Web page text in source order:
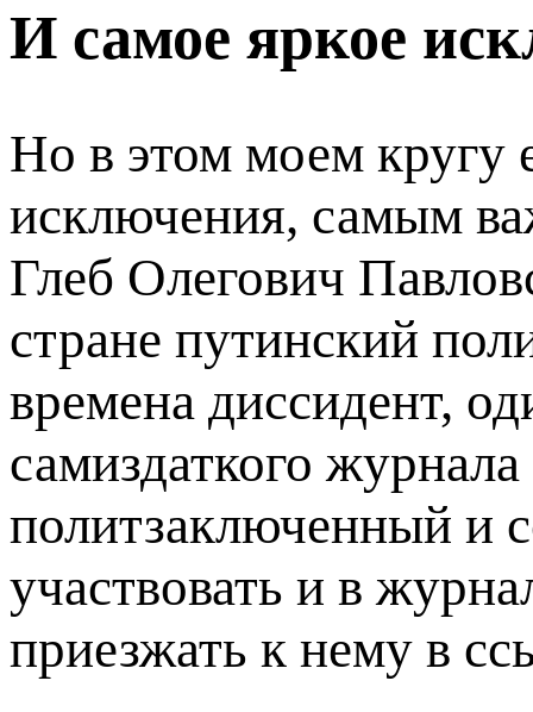
И самое яркое
Но в этом моем кругу
исключения, самым
Глеб Олегович
стране путинский
времена диссидент,
самиздаткого
политзаключенный и
участвовать и в
приезжать к нему в